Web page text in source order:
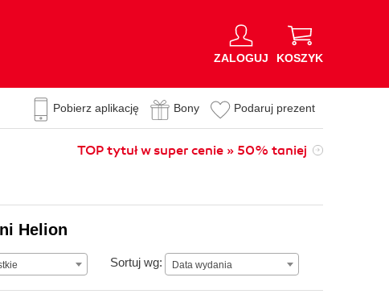
ZALOGUJ KOSZYK
Pobierz aplikację Bony Podaruj prezent
TOP tytuł w super cenie » 50% taniej
Helion
Sortuj wg: Data wydania
Data wydania